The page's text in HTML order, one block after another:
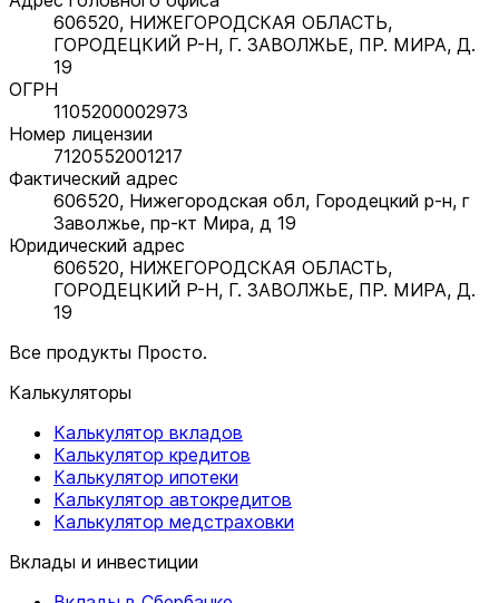
606520, НИЖЕГОРОДСКАЯ ОБЛАСТЬ,
ГОРОДЕЦКИЙ Р-Н, Г. ЗАВОЛЖЬЕ, ПР. МИРА, Д.
19
ОГРН
1105200002973
Номер лицензии
7120552001217
Фактический адрес
606520, Нижегородская обл, Городецкий р-н, г
Заволжье, пр-кт Мира, д 19
Юридический адрес
606520, НИЖЕГОРОДСКАЯ ОБЛАСТЬ,
ГОРОДЕЦКИЙ Р-Н, Г. ЗАВОЛЖЬЕ, ПР. МИРА, Д.
19
Все продукты Просто.
Калькуляторы
Калькулятор вкладов
Калькулятор кредитов
Калькулятор ипотеки
Калькулятор автокредитов
Калькулятор медстраховки
Вклады и инвестиции